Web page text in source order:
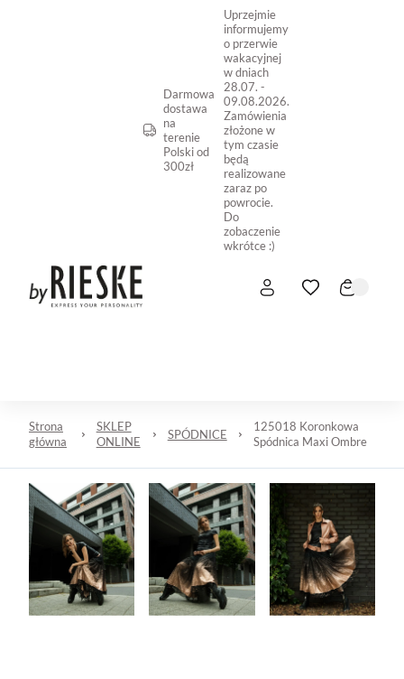
Darmowa
dostawa
na
terenie
Polski od
300zł
Uprzejmie
informujemy
o przerwie
wakacyjnej
w dniach
28.07. -
09.08.2026.
Zamówienia
złożone w
tym czasie
będą
realizowane
zaraz po
powrocie.
Do
zobaczenie
wkrótce :)
Strona
główna
SKLEP
ONLINE
SPÓDNICE
125018 Koronkowa
Spódnica Maxi Ombre